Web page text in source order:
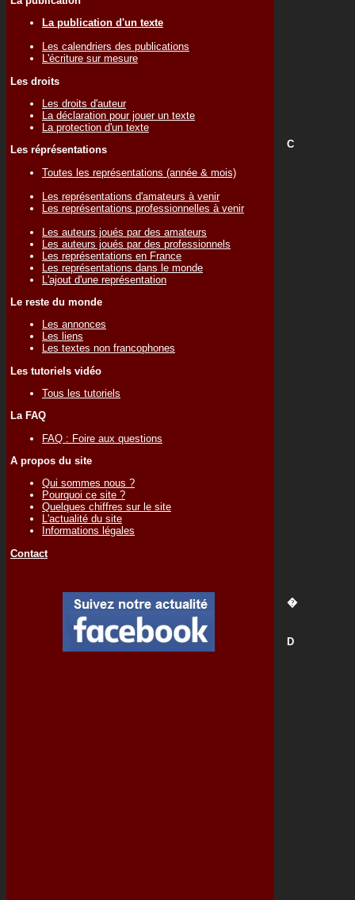
La publication d'un texte
Les calendriers des publications
L'écriture sur mesure
Les droits
Les droits d'auteur
La déclaration pour jouer un texte
La protection d'un texte
Les réprésentations
Toutes les représentations (année & mois)
Les représentations d'amateurs à venir
Les représentations professionnelles à venir
Les auteurs joués par des amateurs
Les auteurs joués par des professionnels
Les représentations en France
Les représentations dans le monde
L'ajout d'une représentation
Le reste du monde
Les annonces
Les liens
Les textes non francophones
Les tutoriels vidéo
Tous les tutoriels
La FAQ
FAQ : Foire aux questions
A propos du site
Qui sommes nous ?
Pourquoi ce site ?
Quelques chiffres sur le site
L'actualité du site
Informations légales
Contact
C
�
D